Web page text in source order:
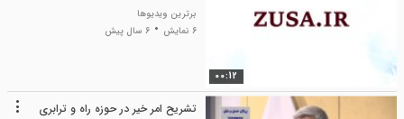
00:12
برترین ویدیوها
6 نمایش
6 سال پیش
تشریح امر خیر در حوزه راه و ترابری